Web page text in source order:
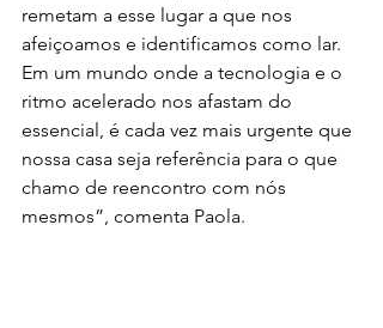
remetam a esse lugar a que nos
afeiçoamos e identificamos como lar.
Em um mundo onde a tecnologia e o
ritmo acelerado nos afastam do
essencial, é cada vez mais urgente que
nossa casa seja referência para o que
chamo de reencontro com nós
mesmos”, comenta Paola.